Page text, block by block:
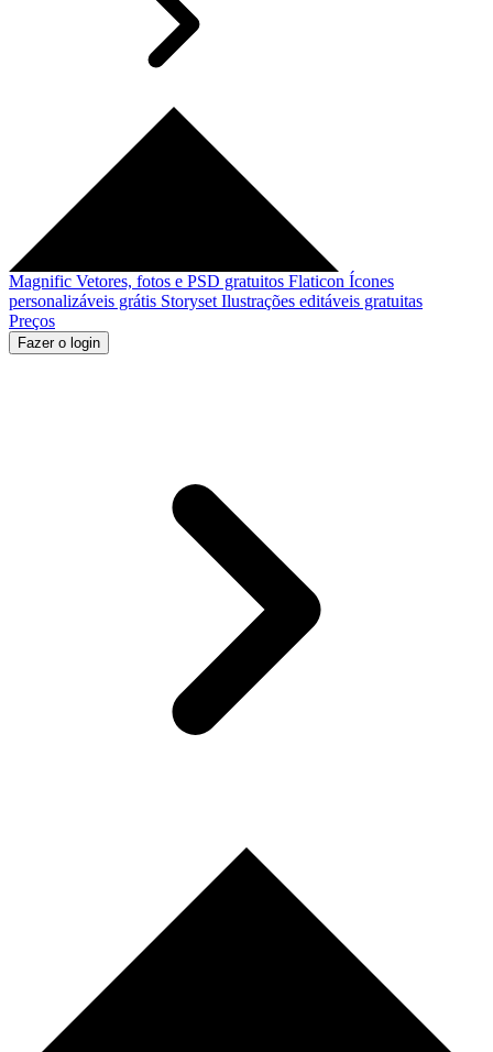
Magnific Vetores, fotos e PSD gratuitos Flaticon Ícones
personalizáveis grátis Storyset Ilustrações editáveis gratuitas
Preços
Fazer o login